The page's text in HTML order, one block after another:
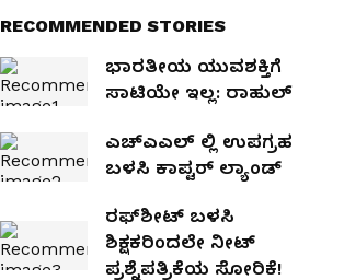
RECOMMENDED STORIES
ಭಾರತೀಯ ಯುವಶಕ್ತಿಗೆ
ಸಾಟಿಯೇ ಇಲ್ಲ: ರಾಹುಲ್‌
ಎಚ್‌ಎಎಲ್ ಲ್ಲಿ ಉಪಗ್ರಹ
ಬಳಸಿ ಕಾಪ್ಟರ್‌ ಲ್ಯಾಂಡ್‌
ರಫ್‌ಶೀಟ್‌ ಬಳಸಿ
ಶಿಕ್ಷಕರಿಂದಲೇ ನೀಟ್
ಪ್ರಶ್ನೆಪತ್ರಿಕೆಯ ಸೋರಿಕೆ!